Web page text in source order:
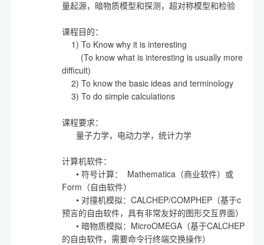
量起源，暗物质模型和探测，超对称模型和检验
课程目的：
1) To Know why it is interesting
(To know what is interesting is usually more
difficult)
2) To know the basic ideas and terminology
3) To do simple calculations
课程要求：
量子力学，电动力学，统计力学
计算机软件：
• 符号计算： Mathematica（商业软件）或
Form（自由软件）
• 对撞机模拟：CALCHEP/COMPHEP（基于c
预言的自由软件，具有非常友好的图形交互界面）
• 暗物质模拟：MicroOMEGA（基于CALCHEP
的自由软件，需要命令行终端交换操作）